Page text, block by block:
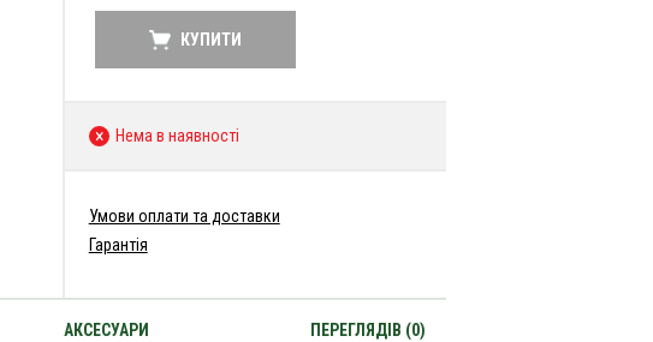
КУПИТИ
Нема в наявності
Умови оплати та доставки
Гарантія
АКСЕСУАРИ ПЕРЕГЛЯДІВ (0)